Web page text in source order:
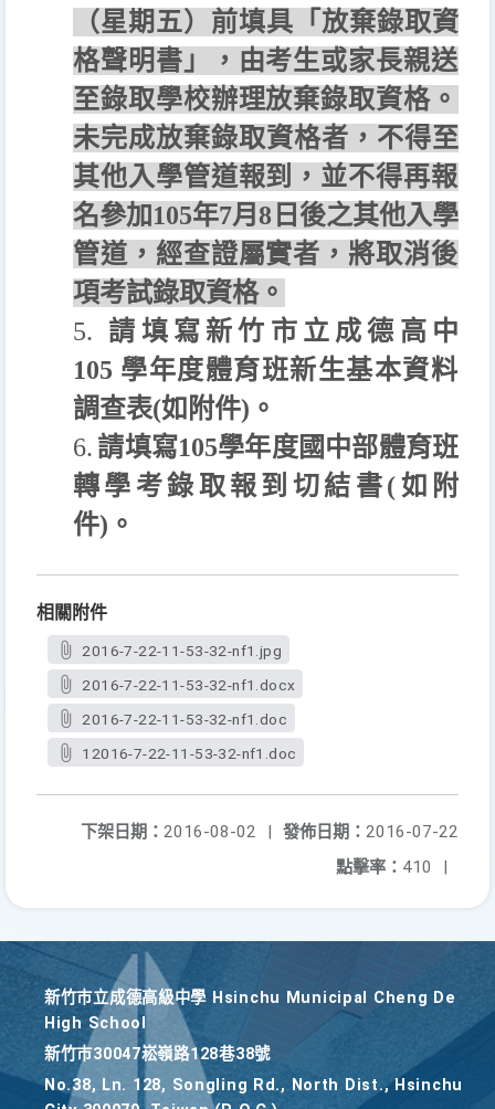
（星期五）前填具「放棄錄取資
格聲明書」， 由考生或家長親送
至錄取學校辦理放棄錄取資格。
未完成放棄錄取資格者，不得至
其他入學管道報到， 並不得再報
名參加 105年7月8 日後之其他入學
管道， 經查證屬實者，將取消後
項考試錄取資格。
5.
請填寫新竹市立成德高中
105 學年度體育班新生基本資料
調查表(如附件) 。
6. 請填寫105學年度國中部體育班
轉學考錄取報到切結書(如附
件) 。
相關附件
2016-7-22-11-53-32-nf1.jpg
2016-7-22-11-53-32-nf1.docx
2016-7-22-11-53-32-nf1.doc
12016-7-22-11-53-32-nf1.doc
發佈日期： 2016-07-22
下架日期： 2016-08-02
|
點擊率： 410 |
新竹巿立成德高級中學 Hsinchu Municipal Cheng De
High School
新竹巿30047崧嶺路128巷38號
No.38, Ln. 128, Songling Rd., North Dist., Hsinchu